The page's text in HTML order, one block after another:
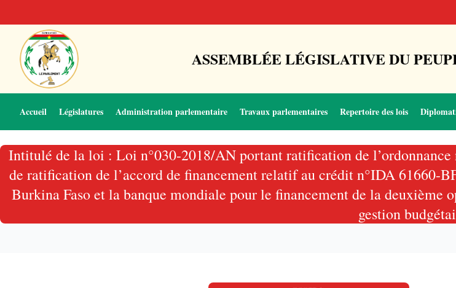
ASSEMBLÉE LÉGISLATIVE DU
Accueil Législatures Administration parlementaire Travaux parlementaires Repertoire des lois
Intitulé de la loi : Loi n°030-2018/AN portant ratification de
de ratification de l’accord de financement relatif au crédit n°IDA 61660-
Burkina Faso et la banque mondiale pour le financement de la deuxième
gestion